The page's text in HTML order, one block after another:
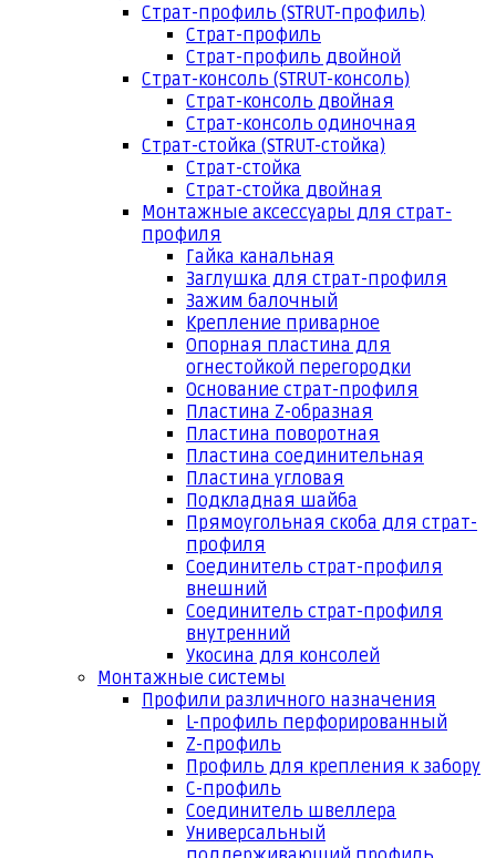
Страт-профиль (STRUT-профиль)
Страт-профиль
Страт-профиль двойной
Страт-консоль (STRUT-консоль)
Страт-консоль двойная
Страт-консоль одиночная
Страт-стойка (STRUT-стойка)
Страт-стойка
Страт-стойка двойная
Монтажные аксессуары для страт-
профиля
Гайка канальная
Заглушка для страт-профиля
Зажим балочный
Крепление приварное
Опорная пластина для
огнестойкой перегородки
Основание страт-профиля
Пластина Z-образная
Пластина поворотная
Пластина соединительная
Пластина угловая
Подкладная шайба
Прямоугольная скоба для страт-
профиля
Соединитель страт-профиля
внешний
Соединитель страт-профиля
внутренний
Укосина для консолей
Монтажные системы
Профили различного назначения
L-профиль перфорированный
Z-профиль
Профиль для крепления к забору
С-профиль
Соединитель швеллера
Универсальный